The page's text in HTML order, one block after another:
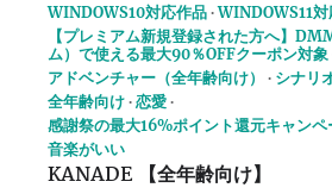
WINDOWS10対応作品 WINDOWS11
【プレミアム新規登録された方へ】
ム）で使える最大90％OFFクーポン対象
アドベンチャー（全年齢向け）
シナリ
全年齢向け 恋愛
感謝祭の最大16%ポイント還元キャンペ
音楽がいい
KANADE 【全年齢向け】